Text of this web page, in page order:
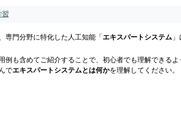
習
専門分野に特化した人工知能「エキスパートシステム
例も含めてご紹介することで、初心者でも理解できる
でエキスパートシステムとは何かを理解してください。